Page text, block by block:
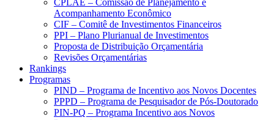
CPLAE – Comissão de Planejamento e
Acompanhamento Econômico
CIF – Comitê de Investimentos Financeiros
PPI – Plano Plurianual de Investimentos
Proposta de Distribuição Orçamentária
Revisões Orçamentárias
Rankings
Programas
PIND – Programa de Incentivo aos Novos Docentes
PPPD – Programa de Pesquisador de Pós-Doutorado
PIN-PQ – Programa Incentivo aos Novos